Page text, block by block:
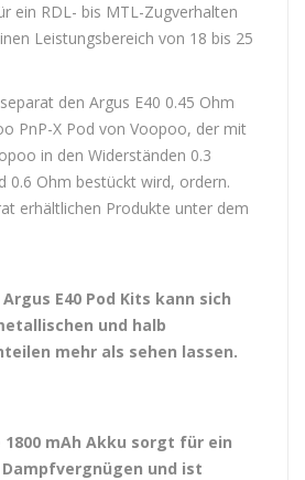
ein RDL- bis MTL-Zugverhalten
Leistungsbereich von 18 bis 25
den Argus E40 0.45 Ohm
PnP-X Pod von Voopoo, der mit
in den Widerständen 0.3
0.6 Ohm bestückt wird, ordern.
erhältlichen Produkte unter dem
E40 Pod Kits kann sich
und halb
mehr als sehen lassen.
mAh Akku sorgt für ein
und ist